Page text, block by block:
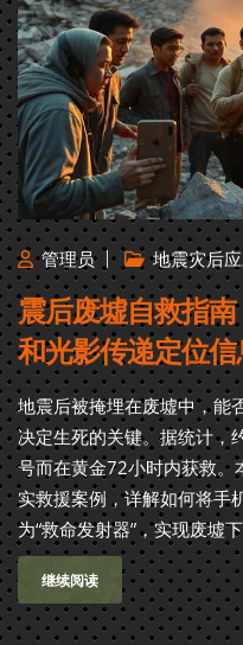
管理员 地震灾后
震后废墟自救指
和光影传递定位信
地震后被掩埋在废墟中，能
决定生死的关键。据统计，
号而在黄金72小时内获救。
实救援案例，详解如何将手
为“救命发射器”，实现废墟
继续阅读